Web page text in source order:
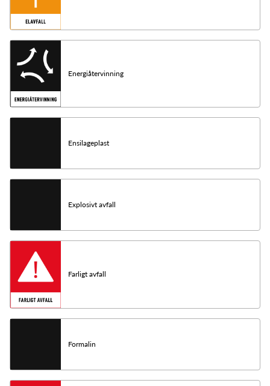
Energiåtervinning
Ensilageplast
Explosivt avfall
Farligt avfall
Formalin